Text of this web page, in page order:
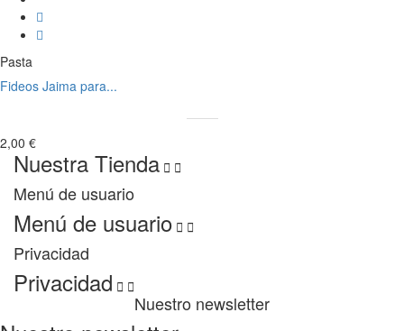
Pasta
Fideos Jaima para...
2,00 €
Nuestra Tienda  
Menú de usuario
Menú de usuario  
Privacidad
Privacidad  
Nuestro newsletter